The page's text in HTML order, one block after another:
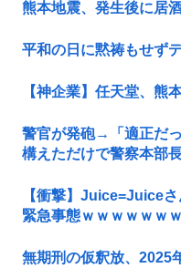
熊本地震、発生後に居
平和の日に黙祷もせず
【神企業】任天堂、熊
警官が発砲→「適正だ
構えただけで警察本部
【衝撃】Juice=Juice
緊急事態ｗｗｗｗｗｗ
無期刑の仮釈放、2025